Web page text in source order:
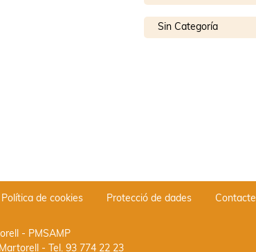
Sin Categoría
Política de cookies Protecció de dades Contacte
- PMSAMP
- Tel. 93 774 22 23